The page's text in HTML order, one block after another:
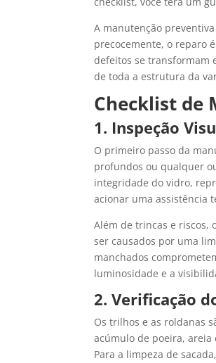
A manutenção
precocemente, o reparo
defeitos se transformam
de toda a estrutura da
Checklist de
1. Inspeção
O primeiro passo da
profundos ou qualquer
integridade do vidro,
acionar uma assistência
Além de trincas e riscos,
ser causados por uma
manchados
luminosidade e a
2. Verificação
Os trilhos e as roldanas
acúmulo de poeira,
Para a limpeza de